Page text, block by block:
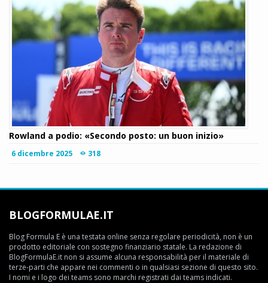
Rowland a podio: «Secondo posto: un buon inizio»
6 dicembre 2025 318
BLOGFORMULAE.IT
Blog Formula E è una testata online senza regolare periodicità, non è un
prodotto editoriale con sostegno finanziario statale. La redazione di
BlogFormulaE.it non si assume alcuna responsabilità per il materiale di
terze-parti che appare nei commenti o in qualsiasi sezione di questo sito.
I nomi e i logo dei teams sono marchi registrati dai teams indicati.